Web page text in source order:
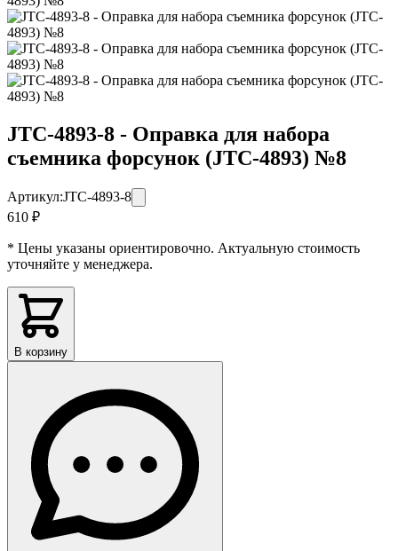
JTC-4893-8 - Оправка для набора
съемника форсунок (JTC-4893) №8
Артикул:JTC-4893-8
610 ₽
* Цены указаны ориентировочно. Актуальную стоимость
уточняйте у менеджера.
В корзину